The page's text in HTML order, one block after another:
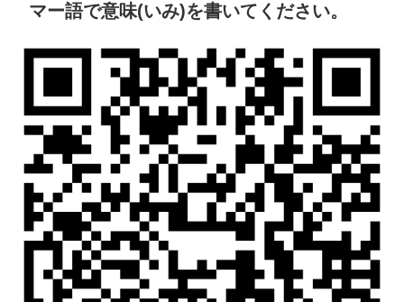
マー語で意味(いみ)を書いてください。